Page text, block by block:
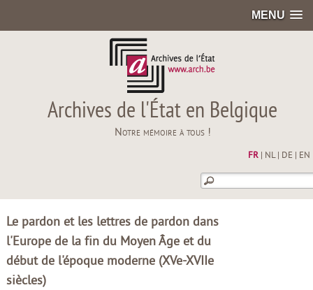
MENU
Archives de l'État en Belgique
Notre mémoire à tous !
FR| NL| DE EN
Le pardon et les lettres de pardon dans
l'Europe de la fin du Moyen Âge et du
début de l'époque moderne (XVe-XVIIe
siècles)